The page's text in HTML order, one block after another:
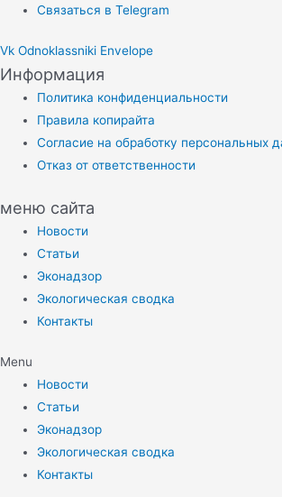
Связаться в Telegram
Vk Odnoklassniki Envelope
Информация
Политика конфиденциальности
Правила копирайта
Согласие на обработку персональных
Отказ от ответственности
меню сайта
Новости
Статьи
Эконадзор
Экологическая сводка
Контакты
Menu
Новости
Статьи
Эконадзор
Экологическая сводка
Контакты